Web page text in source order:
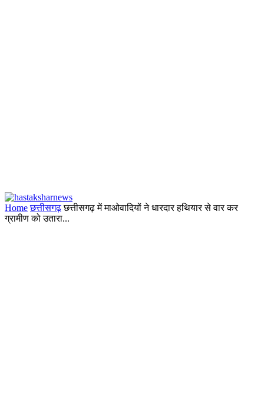
Home छत्तीसगढ़ छत्तीसगढ़ में माओवादियों ने धारदार हथियार से वार कर
ग्रामीण को उतारा...